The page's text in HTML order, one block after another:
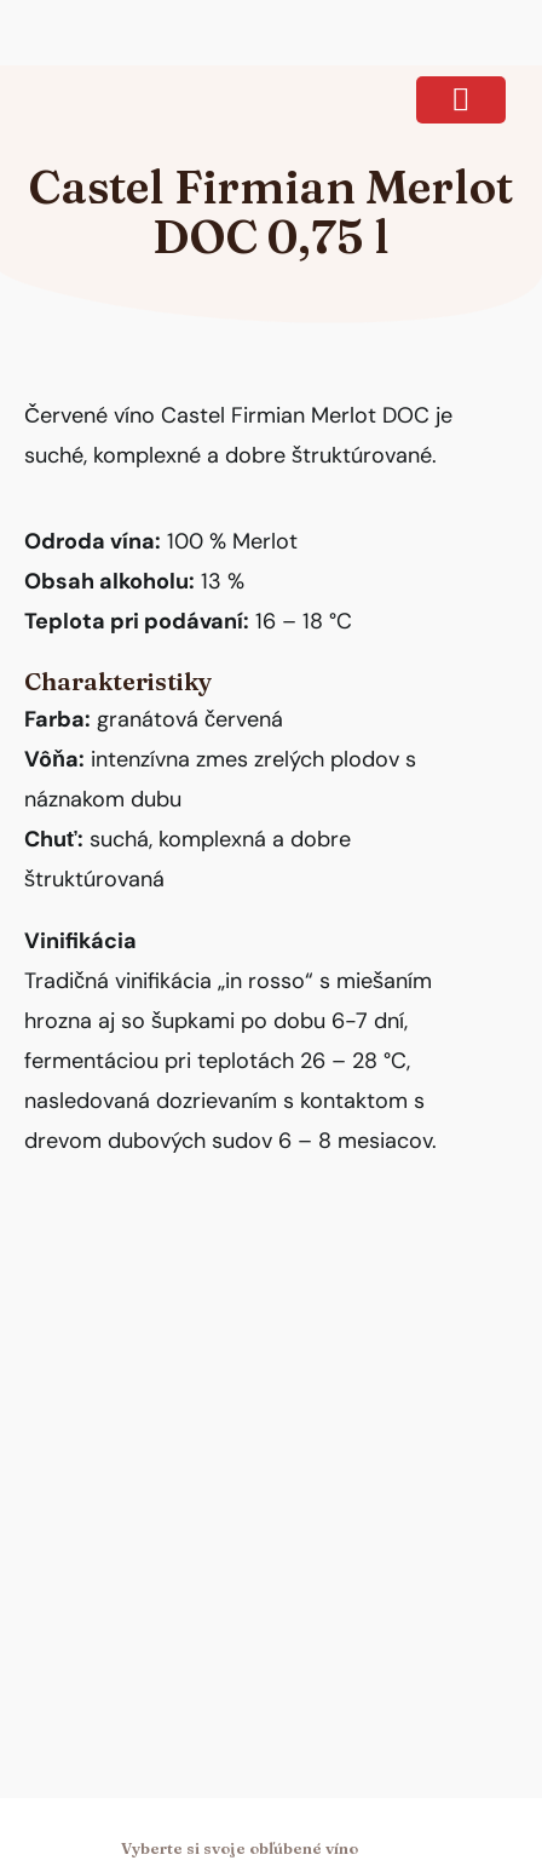
Castel Firmian Merlot
DOC 0,75 l
Červené víno Castel Firmian Merlot DOC je
suché, komplexné a dobre štruktúrované.
Odroda vína: 100 % Merlot
Obsah alkoholu: 13 %
Teplota pri podávaní: 16 – 18 °C
Charakteristiky
Farba: granátová červená
Vôňa: intenzívna zmes zrelých plodov s
náznakom dubu
Chuť: suchá, komplexná a dobre
štruktúrovaná
Vinifikácia
Tradičná vinifikácia „in rosso“ s miešaním
hrozna aj so šupkami po dobu 6-7 dní,
fermentáciou pri teplotách 26 – 28 °C,
nasledovaná dozrievaním s kontaktom s
drevom dubových sudov 6 – 8 mesiacov.
Vyberte si svoje obľúbené víno